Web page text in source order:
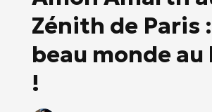
Zénith de Paris
beau monde au
!